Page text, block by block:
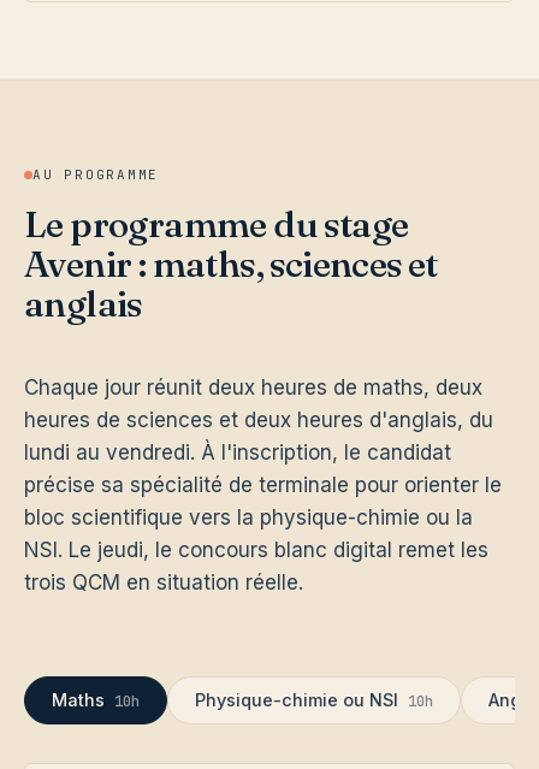
AU PROGRAMME
Le programme du stage
Avenir : maths, sciences et
anglais
Chaque jour réunit deux heures de maths, deux
heures de sciences et deux heures d'anglais, du
lundi au vendredi. À l'inscription, le candidat
précise sa spécialité de terminale pour orienter le
bloc scientifique vers la physique-chimie ou la
NSI. Le jeudi, le concours blanc digital remet les
trois QCM en situation réelle.
Maths 10h Physique-chimie ou NSI 10h